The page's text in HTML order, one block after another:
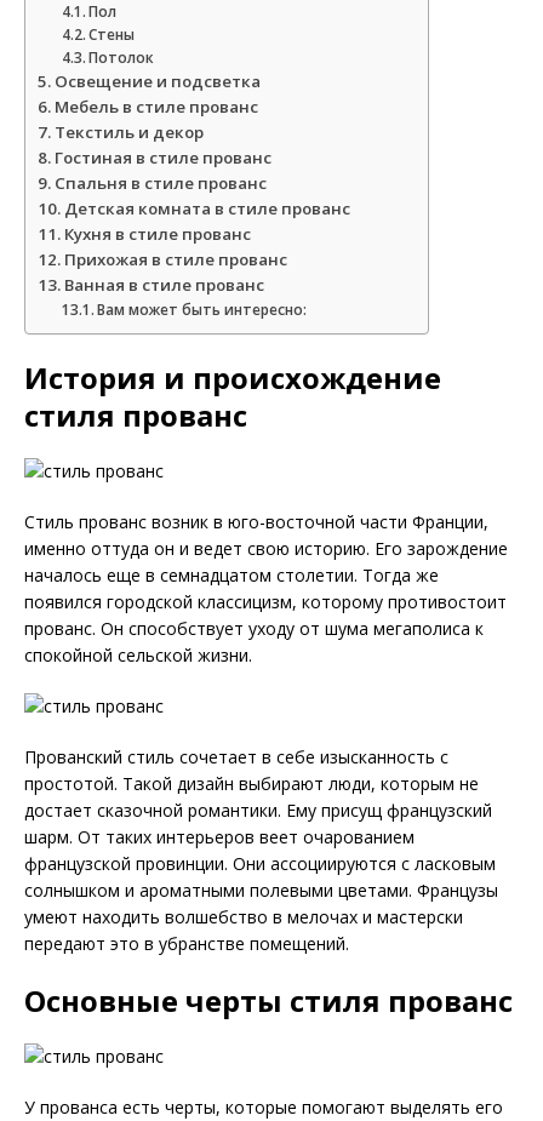
Пол
Стены
Потолок
Освещение и подсветка
Мебель в стиле прованс
Текстиль и декор
Гостиная в стиле прованс
Спальня в стиле прованс
Детская комната в стиле прованс
Кухня в стиле прованс
Прихожая в стиле прованс
Ванная в стиле прованс
Вам может быть интересно:
История и происхождение
стиля прованс
Стиль прованс возник в юго-восточной части Франции,
именно оттуда он и ведет свою историю. Его зарождение
началось еще в семнадцатом столетии. Тогда же
появился городской классицизм, которому противостоит
прованс. Он способствует уходу от шума мегаполиса к
спокойной сельской жизни.
Прованский стиль сочетает в себе изысканность с
простотой. Такой дизайн выбирают люди, которым не
достает сказочной романтики. Ему присущ французский
шарм. От таких интерьеров веет очарованием
французской провинции. Они ассоциируются с ласковым
солнышком и ароматными полевыми цветами. Французы
умеют находить волшебство в мелочах и мастерски
передают это в убранстве помещений.
Основные черты стиля прованс
У прованса есть черты, которые помогают выделять его